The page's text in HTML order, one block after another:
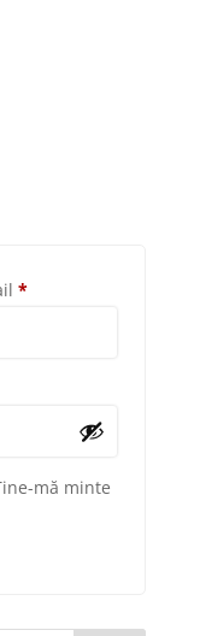
*Obligatoriu
mă minte